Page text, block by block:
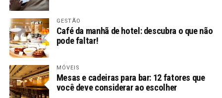
GESTÃO
Café da manhã de hotel: descubra o que não
pode faltar!
MÓVEIS
Mesas e cadeiras para bar: 12 fatores que
você deve considerar ao escolher